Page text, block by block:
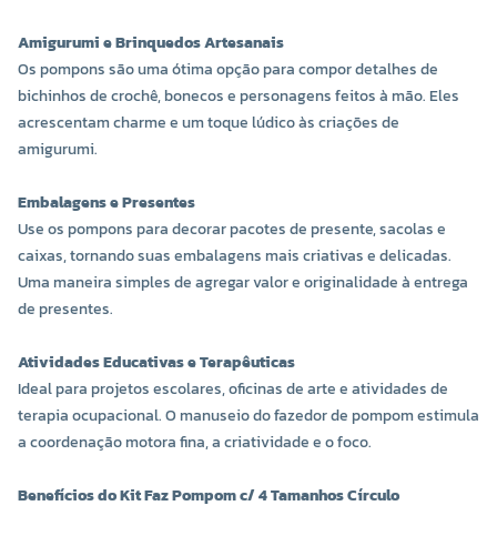
Amigurumi e Brinquedos Artesanais
Os pompons são uma ótima opção para compor detalhes de
bichinhos de crochê, bonecos e personagens feitos à mão. Eles
acrescentam charme e um toque lúdico às criações de
amigurumi.
Embalagens e Presentes
Use os pompons para decorar pacotes de presente, sacolas e
caixas, tornando suas embalagens mais criativas e delicadas.
Uma maneira simples de agregar valor e originalidade à entrega
de presentes.
Atividades Educativas e Terapêuticas
Ideal para projetos escolares, oficinas de arte e atividades de
terapia ocupacional. O manuseio do fazedor de pompom estimula
a coordenação motora fina, a criatividade e o foco.
Benefícios do Kit Faz Pompom c/ 4 Tamanhos Círculo